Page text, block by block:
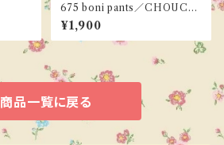
675 boni pants／CHOUCH
OU SHASHA 90-130cm《ご
予約／９月下旬お届け》
¥1,900
商品一覧に戻る